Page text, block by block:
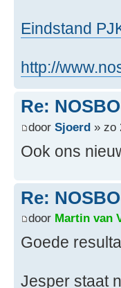
Eindstand
http://
Re:
door Sjoerd » zo
Ook ons
Re:
door Martin van
Goede
Jesper staat